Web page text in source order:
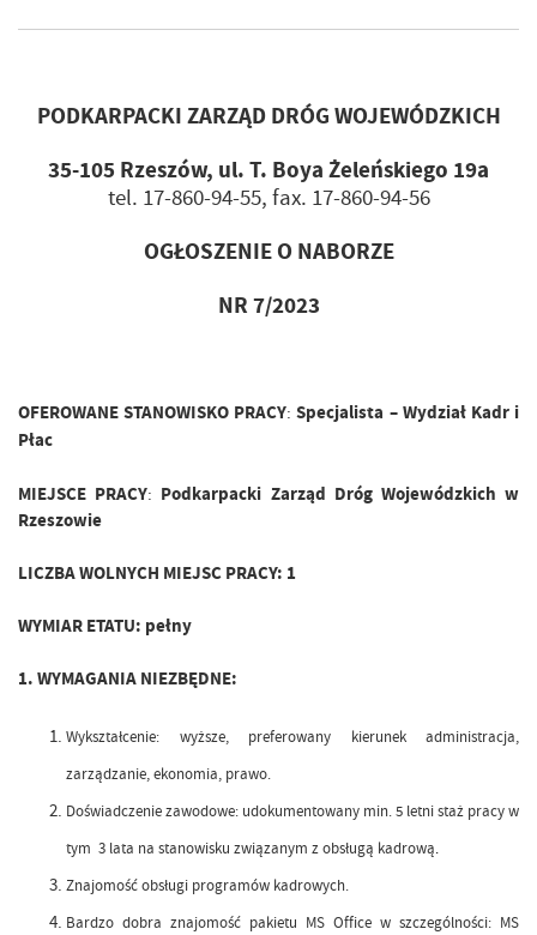
PODKARPACKI ZARZĄD DRÓG WOJEWÓDZKICH
35-105 Rzeszów, ul. T. Boya Żeleńskiego 19a
tel. 17-860-94-55, fax. 17-860-94-56
OGŁOSZENIE O NABORZE
NR 7/2023
OFEROWANE STANOWISKO PRACY:Specjalista – Wydział Kadr i
Płac
MIEJSCE PRACY: Podkarpacki Zarząd Dróg Wojewódzkich w
Rzeszowie
LICZBA WOLNYCH MIEJSC PRACY: 1
WYMIAR ETATU: pełny
1. WYMAGANIA NIEZBĘDNE:
Wykształcenie: wyższe, preferowany kierunek administracja,
zarządzanie, ekonomia, prawo.
Doświadczenie zawodowe: udokumentowany min. 5 letni staż pracy w
tym 3 lata na stanowisku związanym z obsługą kadrową.
Znajomość obsługi programów kadrowych.
Bardzo dobra znajomość pakietu MS Office w szczególności: MS